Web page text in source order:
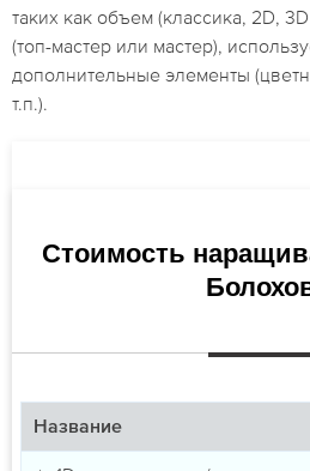
таких как объем (классика, 2D,
(топ-мастер или мастер),
дополнительные элементы
т.п.).
Стоимость
Название